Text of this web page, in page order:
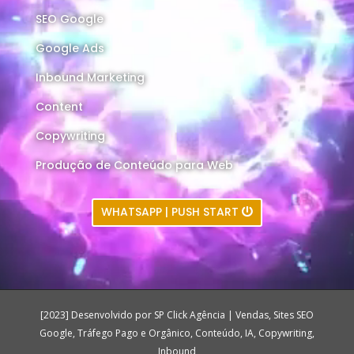
SEO Google
Google Ads
Inbound Marketing
Content
Copywriting
Produção de Conteúdo para Web
WHATSAPP | PUSH START
[2023] Desenvolvido por SP Click Agência | Vendas, Sites SEO
Google, Tráfego Pago e Orgânico, Conteúdo, IA, Copywriting,
Inbound